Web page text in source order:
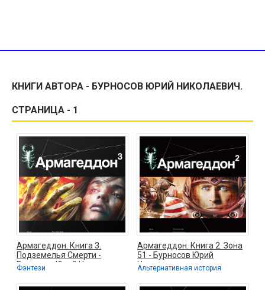
КНИГИ АВТОРА - БУРНОСОВ ЮРИЙ НИКОЛАЕВИЧ.
СТРАНИЦА - 1
Армагеддон. Книга 3.
Подземелья Смерти -
Бурносов Юрий Николаевич
Фэнтези
Армагеддон. Книга 2. Зона
51 - Бурносов Юрий
Николаевич
Альтернативная история